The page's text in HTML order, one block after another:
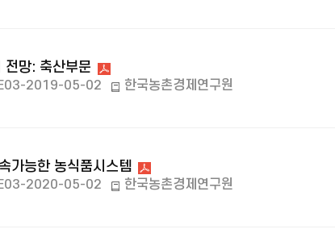
전망: 축산부문
2019-05-02 한국농촌경제연구원
가능한 농식품시스템
2020-05-02 한국농촌경제연구원